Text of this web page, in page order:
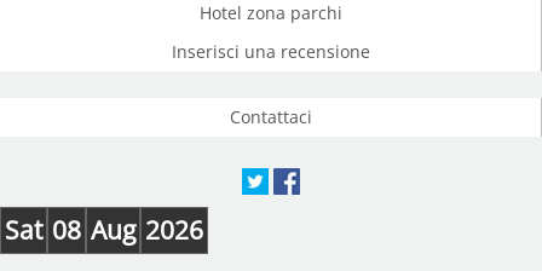
Hotel zona parchi
Inserisci una recensione
Contattaci
Sat 08 Aug 2026